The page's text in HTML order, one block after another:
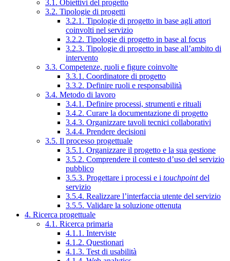
3.1. Obiettivi del progetto
3.2. Tipologie di progetti
3.2.1. Tipologie di progetto in base agli attori
coinvolti nel servizio
3.2.2. Tipologie di progetto in base al focus
3.2.3. Tipologie di progetto in base all’ambito di
intervento
3.3. Competenze, ruoli e figure coinvolte
3.3.1. Coordinatore di progetto
3.3.2. Definire ruoli e responsabilità
3.4. Metodo di lavoro
3.4.1. Definire processi, strumenti e rituali
3.4.2. Curare la documentazione di progetto
3.4.3. Organizzare tavoli tecnici collaborativi
3.4.4. Prendere decisioni
3.5. Il processo progettuale
3.5.1. Organizzare il progetto e la sua gestione
3.5.2. Comprendere il contesto d’uso del servizio
pubblico
3.5.3. Progettare i processi e i touchpointdel
servizio
3.5.4. Realizzare l’interfaccia utente del servizio
3.5.5. Validare la soluzione ottenuta
4. Ricerca progettuale
4.1. Ricerca primaria
4.1.1. Interviste
4.1.2. Questionari
4.1.3. Test di usabilità